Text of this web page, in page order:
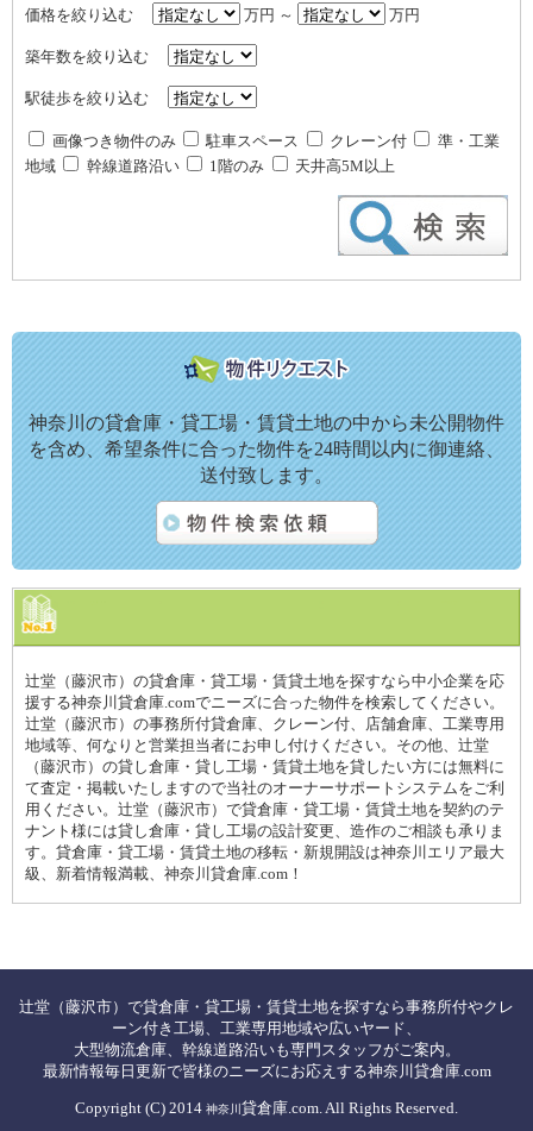
価格を絞り込む 万円 ～ 万円
築年数を絞り込む
駅徒歩を絞り込む
画像つき物件のみ 駐車スペース クレーン付
準・工業
地域
幹線道路沿い 1階のみ 天井高5M以上
神奈川の貸倉庫・貸工場・賃貸土地の中から未公開物件
を含め、希望条件に合った物件を24時間以内に御連絡、
送付致します。
辻堂（藤沢市）の貸倉庫・貸工場・賃貸土地を探すなら中小企業を応
援する神奈川貸倉庫.comでニーズに合った物件を検索してください。
辻堂（藤沢市）の事務所付貸倉庫、クレーン付、店舗倉庫、工業専用
地域等、何なりと営業担当者にお申し付けください。その他、辻堂
（藤沢市）の貸し倉庫・貸し工場・賃貸土地を貸したい方には無料に
て査定・掲載いたしますので当社のオーナーサポートシステムをご利
用ください。辻堂（藤沢市）で貸倉庫・貸工場・賃貸土地を契約のテ
ナント様には貸し倉庫・貸し工場の設計変更、造作のご相談も承りま
す。貸倉庫・貸工場・賃貸土地の移転・新規開設は神奈川エリア最大
級、新着情報満載、神奈川貸倉庫.com！
辻堂（藤沢市）で貸倉庫・貸工場・賃貸土地を探すなら事務所付やクレ
ーン付き工場、工業専用地域や広いヤード、
大型物流倉庫、幹線道路沿いも専門スタッフがご案内。
最新情報毎日更新で皆様のニーズにお応えする神奈川貸倉庫.com
Copyright (C) 2014 神奈川 貸倉庫.com. All Rights Reserved.